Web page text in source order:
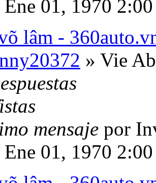
Ene 01, 1970
lâm -
» Vie
mensaje por
Ene 01, 1970